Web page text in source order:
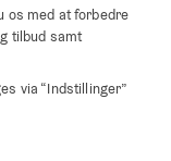
os med at forbedre
tilbud samt
via “Indstillinger”